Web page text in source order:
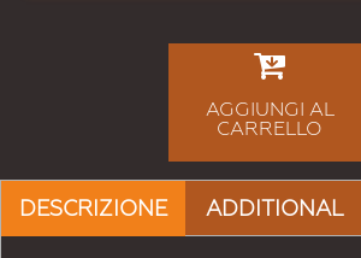
AGGIUNGI AL
CARRELLO
DESCRIZIONE ADDITIONAL